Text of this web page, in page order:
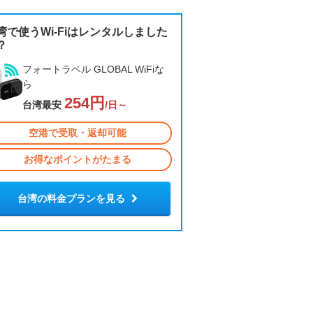
で使うWi-Fiはレンタルしました
フォートラベル GLOBAL WiFiな
ら
台湾最安 254円 /日～
空港で受取・返却可能
お得なポイントがたまる
台湾の料金プランを見る